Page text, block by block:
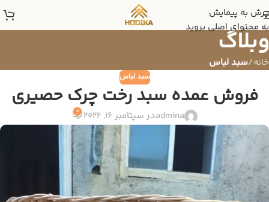
پرش به پیمایش
به محتوای اصلی بروید
وبلاگ
خانه/سبد لباس
سبد لباس
فروش عمده سبد رخت چرک حصیری
adminaدر سپتامبر 16, 2022 0